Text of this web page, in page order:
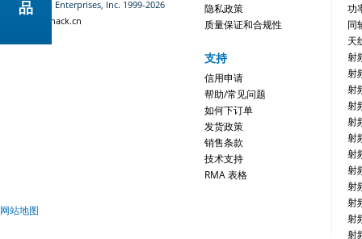
©Pasternack Enterprises, Inc. 1999-2026
www.pasternack.cn
隐私政策
质量保证和合规性
支持
信用申请
帮助/常见问题
如何下订单
发货政策
销售条款
技术支持
RMA 表格
网站地图
功
同
天
射
射
射
射
射
射
射
射
射
射
射
射
品